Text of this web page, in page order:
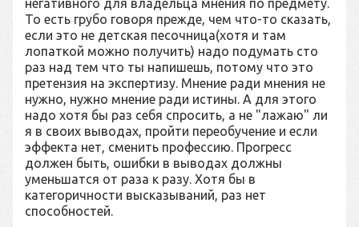
негативного для владельца мнения по предмету.
То есть грубо говоря прежде, чем что-то сказать,
если это не детская песочница(хотя и там
лопаткой можно получить) надо подумать сто
раз над тем что ты напишешь, потому что это
претензия на экспертизу. Мнение ради мнения не
нужно, нужно мнение ради истины. А для этого
надо хотя бы раз себя спросить, а не "лажаю" ли
я в своих выводах, пройти переобучение и если
эффекта нет, сменить профессию. Прогресс
должен быть, ошибки в выводах должны
уменьшатся от раза к разу. Хотя бы в
категоричности высказываний, раз нет
способностей.